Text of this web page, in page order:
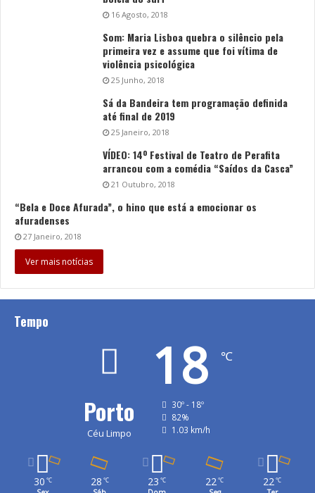
16 Agosto, 2018
Som: Maria Lisboa quebra o silêncio pela
primeira vez e assume que foi vítima de
violência psicológica
25 Junho, 2018
Sá da Bandeira tem programação definida
até final de 2019
25 Janeiro, 2018
VÍDEO: 14º Festival de Teatro de Perafita
arrancou com a comédia “Saídos da Casca”
21 Outubro, 2018
“Bela e Doce Afurada”, o hino que está a emocionar os
afuradenses
27 Janeiro, 2018
Ver mais notícias
Tempo
Porto
Céu Limpo
18 ℃
30º - 18º
82%
1.03 km/h
30 ℃ 28 ℃ 23 ℃ 22℃ 22℃